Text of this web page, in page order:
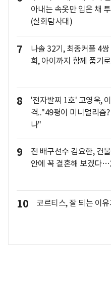
아내는 속옷만 입은 채
(실화탐사대)
7
나솔 32기, 최종커플 4
희, 아이까지 함께 품기로
8
'전자발찌 1호' 고영욱,
격.."49평이 미니멀리즘
나"
9
전 배구선수 김요한, 건
안에 꼭 결혼해 보겠다
10 코르티스, 잘 되는 이